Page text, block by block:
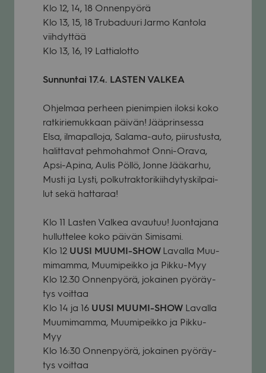
Klo 12, 14, 18 Onnen­pyörä
Klo 13, 15, 18 Tru­ba­duuri Jarmo Kan­tola
viih­dyt­tää
Klo 13, 16, 19 Lat­tia­lotto
Sun­nun­tai 17.4. LASTEN VALKEA
Ohjel­maa per­heen pie­nim­pien iloksi koko
rat­ki­rie­muk­kaan päi­vän! Jääprin­sessa
Elsa, ilma­pal­loja, Salama-auto, pii­rus­tusta,
halit­ta­vat peh­mo­hah­mot Onni-Orava,
Apsi-Apina, Aulis Pöllö, Jonne Jää­karhu,
Musti ja Lysti, pol­kut­rak­to­ri­kiih­dy­tys­kil­pai­
lut sekä hat­ta­raa!
Klo 11 Las­ten Val­kea avau­tuu! Juon­ta­jana
hul­lut­te­lee koko päi­vän Simi­sami.
Klo 12 UUSI MUUMI-SHOW Lavalla Muu­
mi­mamma, Muu­mi­peikko ja Pikku-Myy
Klo 12.30 Onnen­pyörä, jokai­nen pyö­räy­
tys voit­taa
Klo 14 ja 16 UUSI MUUMI-SHOW Lavalla
Muu­mi­mamma, Muu­mi­peikko ja Pikku-
Myy
Klo 16:30 Onnen­pyörä, jokai­nen pyö­räy­
tys voit­taa